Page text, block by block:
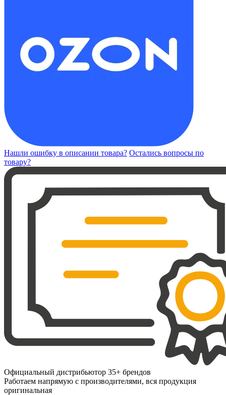
Нашли ошибку в описании товара? Остались вопросы по
товару?
Официальный дистрибьютор 35+ брендов
Работаем напрямую с производителями, вся продукция
оригинальная